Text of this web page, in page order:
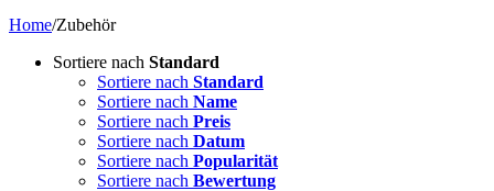
Home/Zubehör
Sortiere nach Standard
Sortiere nach Standard
Sortiere nach Name
Sortiere nach Preis
Sortiere nach Datum
Sortiere nach Popularität
Sortiere nach Bewertung